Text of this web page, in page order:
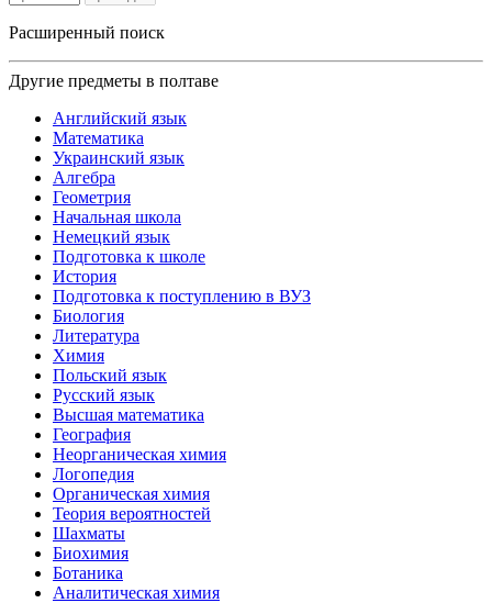
Расширенный поиск
Другие предметы в полтаве
Английский язык
Математика
Украинский язык
Алгебра
Геометрия
Начальная школа
Немецкий язык
Подготовка к школе
История
Подготовка к поступлению в ВУЗ
Биология
Литература
Химия
Польский язык
Русский язык
Высшая математика
География
Неорганическая химия
Логопедия
Органическая химия
Теория вероятностей
Шахматы
Биохимия
Ботаника
Аналитическая химия